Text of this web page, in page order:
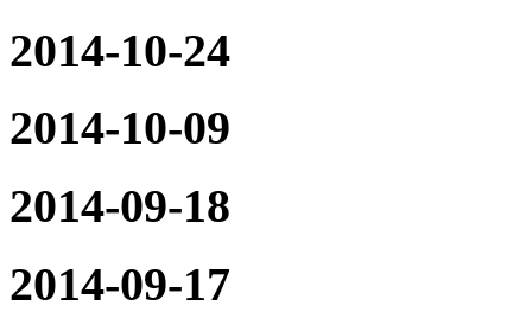
2014-10-24
2014-10-09
2014-09-18
2014-09-17